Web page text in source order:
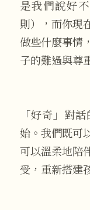
是我們說好
則），而你現
做些什麼事情
子的難過與尊
「好奇」對
始。我們既可
可以溫柔地陪
受，重新搭建